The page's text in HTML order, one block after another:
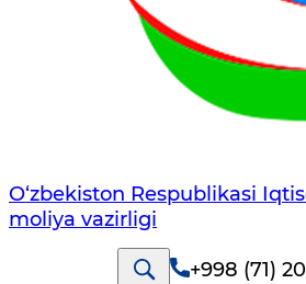
O‘zbekiston Respublikasi
moliya vazirligi
+998 (71)